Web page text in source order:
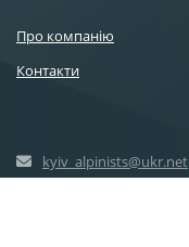
Про компанію
Контакти
kyiv_alpinists@ukr.net